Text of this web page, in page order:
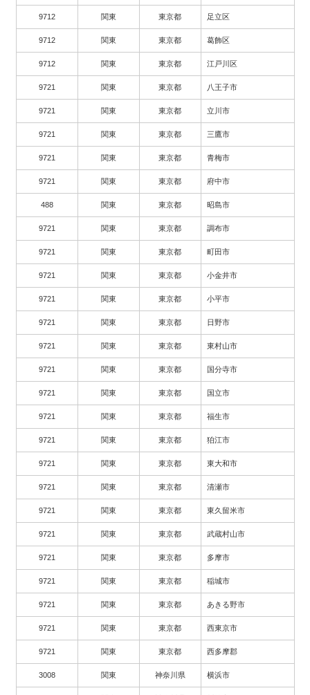
9712 関東 東京都 足立区
9712 関東 東京都 葛飾区
9712 関東 東京都 江戸川区
9721 関東 東京都 八王子市
9721 関東 東京都 立川市
9721 関東 東京都 三鷹市
9721 関東 東京都 青梅市
9721 関東 東京都 府中市
488 関東 東京都 昭島市
9721 関東 東京都 調布市
9721 関東 東京都 町田市
9721 関東 東京都 小金井市
9721 関東 東京都 小平市
9721 関東 東京都 日野市
9721 関東 東京都 東村山市
9721 関東 東京都 国分寺市
9721 関東 東京都 国立市
9721 関東 東京都 福生市
9721 関東 東京都 狛江市
9721 関東 東京都 東大和市
9721 関東 東京都 清瀬市
9721 関東 東京都 東久留米市
9721 関東 東京都 武蔵村山市
9721 関東 東京都 多摩市
9721 関東 東京都 稲城市
9721 関東 東京都 あきる野市
9721 関東 東京都 西東京市
9721 関東 東京都 西多摩郡
3008 関東 神奈川県 横浜市